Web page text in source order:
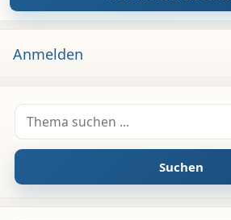
Anmelden
Suche nach:
Suchen